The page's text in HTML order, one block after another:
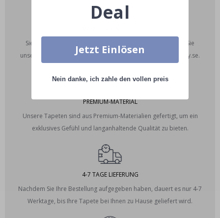
Sie können die Maße Ihrer Tapete anpassen. Kontaktieren Sie
unser Bearbeitungsteam per E-Mail unter designteam@namly.se.
PREMIUM-MATERIAL
Unsere Tapeten sind aus Premium-Materialien gefertigt, um ein
exklusives Gefühl und langanhaltende Qualität zu bieten.
4-7 TAGE LIEFERUNG
Nachdem Sie Ihre Bestellung aufgegeben haben, dauert es nur 4-7
Werktage, bis Ihre Tapete bei Ihnen zu Hause geliefert wird.
Deal
Jetzt Einlösen
Nein danke, ich zahle den vollen preis